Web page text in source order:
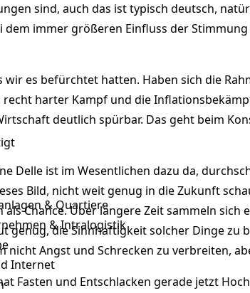
& Quartiere
& Intralogistik
Internet
sind, auch das ist typisch deutsch,
immer größeren Einfluss der
es befürchtet hatten. Haben sich die
harter Kampf und die
deutlich spürbar. Das geht beim
Delle ist im Wesentlichen dazu da,
Bild, nicht weit genug in die Zukunft
Chance. Über längere Zeit sammeln sich
die Sinnhaftigkeit solcher Dinge zu
Angst und Schrecken zu verbreiten,
und Entschlacken gerade jetzt